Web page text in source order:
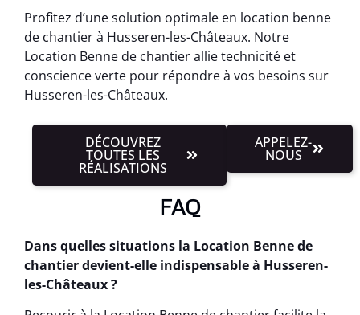
Profitez d’une solution optimale en location benne
de chantier à Husseren-les-Châteaux. Notre
Location Benne de chantier allie technicité et
conscience verte pour répondre à vos besoins sur
Husseren-les-Châteaux.
DÉCOUVREZ
TOUTES LES
RÉALISATIONS
APPELEZ-
NOUS
FAQ
Dans quelles situations la Location Benne de
chantier devient-elle indispensable à Husseren-
les-Châteaux ?